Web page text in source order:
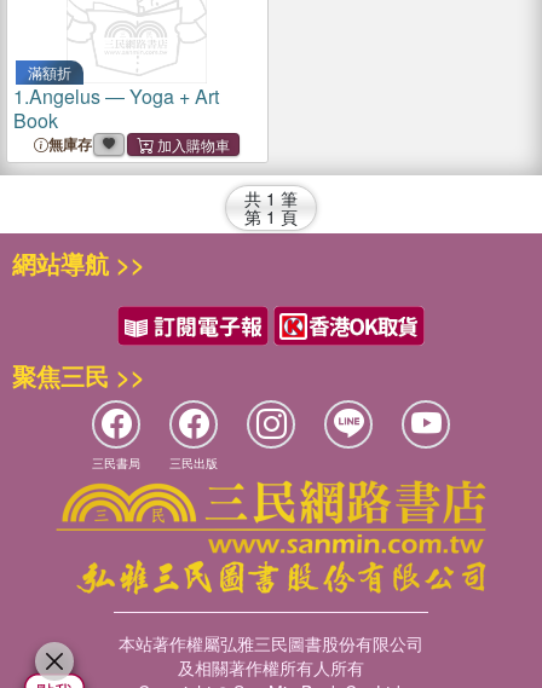
滿額折
1.Angelus ― Yoga + Art
Book
無庫存
共 1 筆
第 1 頁
網站導航 >>
聚焦三民 >>
三民書局 三民出版
本站著作權屬弘雅三民圖書股份有限公司
及相關著作權所有人所有